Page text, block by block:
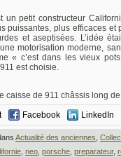
un petit constructeur
puissantes, plus efficaces
et aseptisées. L’idée
motorisation moderne,
« c’est dans les vieux
est choisie.
caisse de 911 châssis long
Facebook LinkedIn
Actualité des anciennes
neo porsche preparateur,